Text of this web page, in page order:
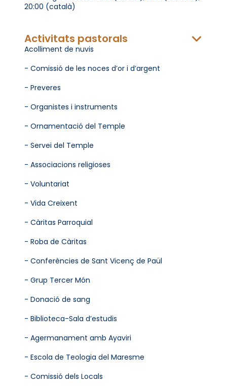
20:00 (català)
Activitats pastorals
Acolliment de nuvis
- Comissió de les noces d’or i d’argent
- Preveres
- Organistes i instruments
- Ornamentació del Temple
- Servei del Temple
- Associacions religioses
- Voluntariat
- Vida Creixent
- Càritas Parroquial
- Roba de Càritas
- Conferències de Sant Vicenç de Paül
- Grup Tercer Món
- Donació de sang
- Biblioteca-Sala d’estudis
- Agermanament amb Ayaviri
- Escola de Teologia del Maresme
- Comissió dels Locals